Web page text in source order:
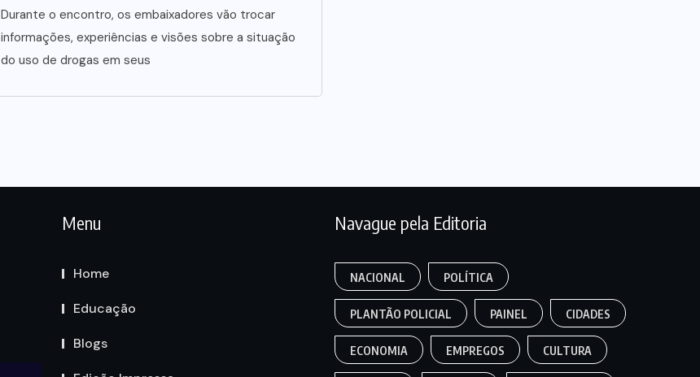
Durante o encontro, os embaixadores vão trocar
informações, experiências e visões sobre a situação
do uso de drogas em seus
Menu
Home
Educação
Blogs
Navague pela Editoria
NACIONAL POLÍTICA
PLANTÃO POLICIAL PAINEL CIDADES
ECONOMIA EMPREGOS CULTURA